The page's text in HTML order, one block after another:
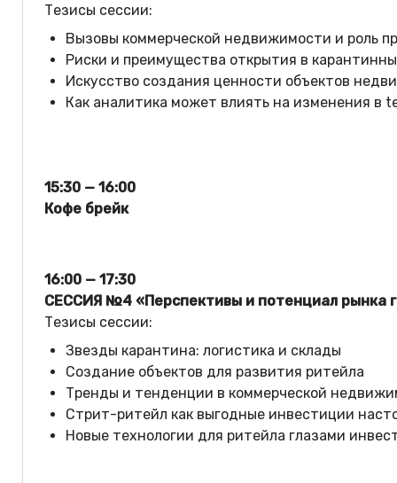
Тезисы сессии:
Вызовы коммерческой недвижимости и роль
Риски и преимущества открытия в
Искусство создания ценности объектов
Как аналитика может влиять на изменения в
15:30 — 16:00
Кофе брейк
16:00 — 17:30
СЕССИЯ №4 «Перспективы и потенциал рынка
Тезисы сессии:
Звезды карантина: логистика и склады
Создание объектов для развития ритейла
Тренды и тенденции в коммерческой
Стрит-ритейл как выгодные инвестиции
Новые технологии для ритейла глазами